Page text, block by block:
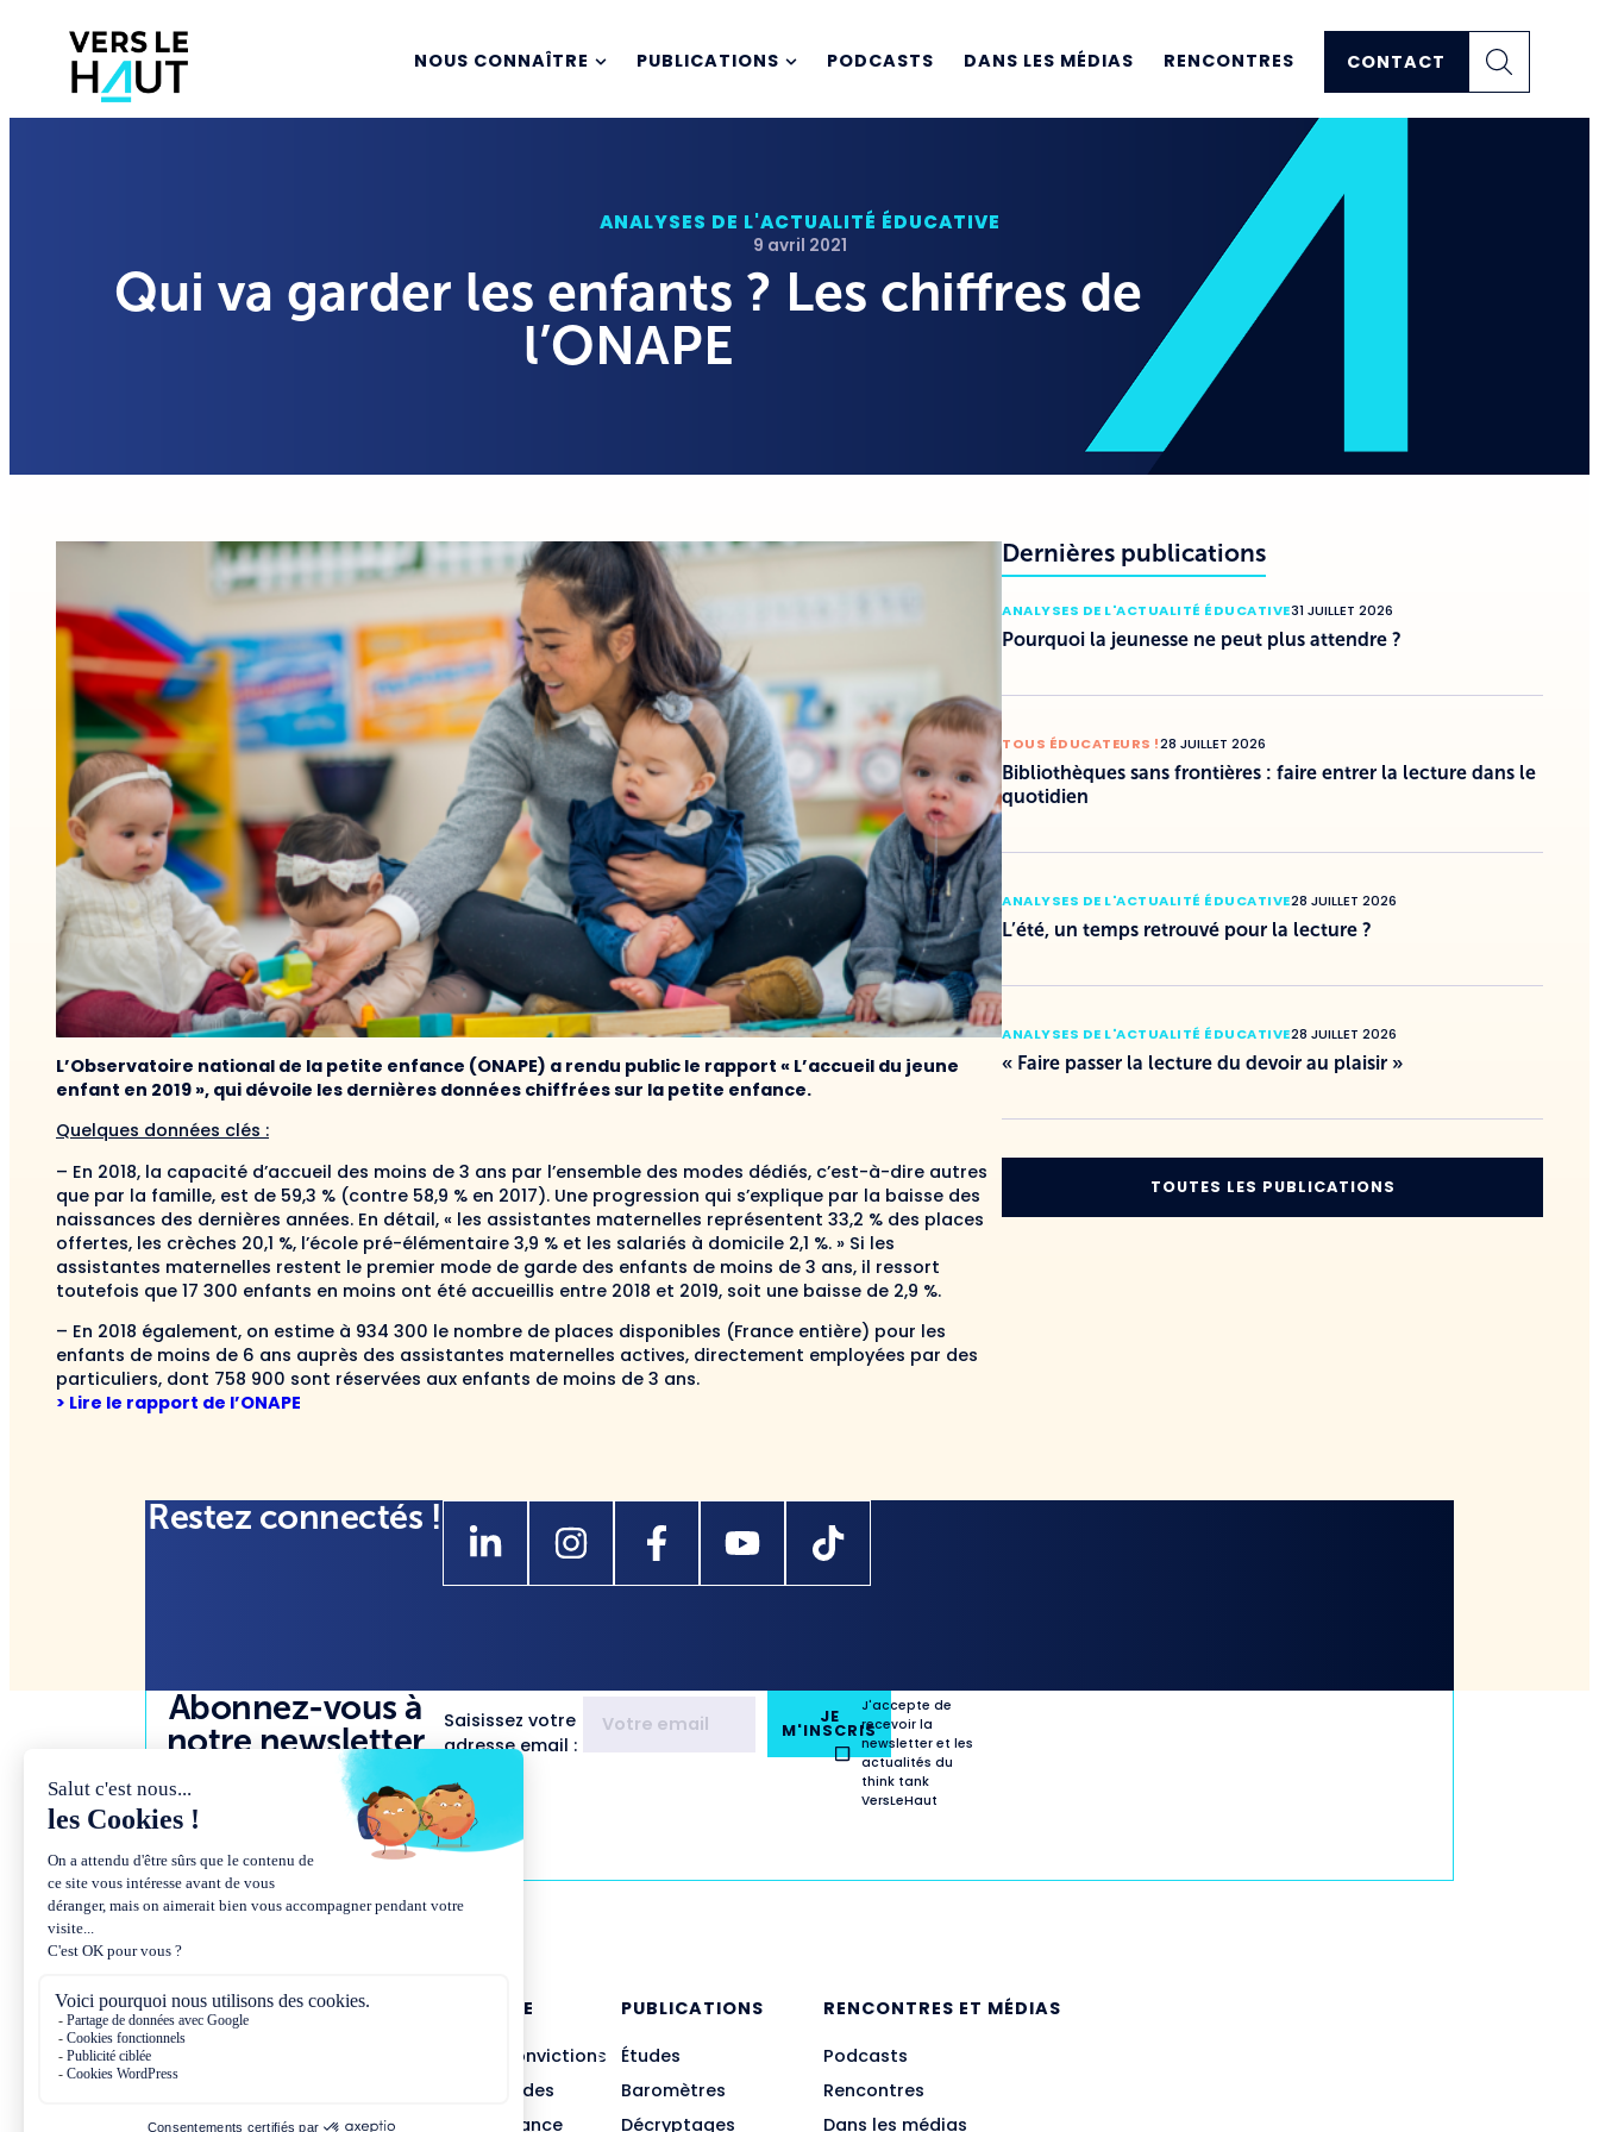
NOUS CONNAÎTRE PUBLICATIONS PODCASTS DANS LES MÉDIAS RENCONTRES CONTACT
ANALYSES DE L'ACTUALITÉ ÉDUCATIVE
9 avril 2021
Qui va garder les enfants ? Les chiffres de
l’ONAPE
L’Observatoire national de la petite enfance (ONAPE) a rendu public le rapport « L’accueil du jeune
enfant en 2019 », qui dévoile les dernières données chiffrées sur la petite enfance.
Quelques données clés :
– En 2018, la capacité d’accueil des moins de 3 ans par l’ensemble des modes dédiés, c’est-à-dire autres
que par la famille, est de 59,3 % (contre 58,9 % en 2017). Une progression qui s’explique par la baisse des
naissances des dernières années. En détail, « les assistantes maternelles représentent 33,2 % des places
offertes, les crèches 20,1 %, l’école pré-élémentaire 3,9 % et les salariés à domicile 2,1 %. » Si les
assistantes maternelles restent le premier mode de garde des enfants de moins de 3 ans, il ressort
toutefois que 17 300 enfants en moins ont été accueillis entre 2018 et 2019, soit une baisse de 2,9 %.
– En 2018 également, on estime à 934 300 le nombre de places disponibles (France entière) pour les
enfants de moins de 6 ans auprès des assistantes maternelles actives, directement employées par des
particuliers, dont 758 900 sont réservées aux enfants de moins de 3 ans.
> Lire le rapport de l’ONAPE
Dernières publications
ANALYSES DE L'ACTUALITÉ ÉDUCATIVE31 JUILLET 2026
Pourquoi la jeunesse ne peut plus attendre ?
TOUS ÉDUCATEURS !28 JUILLET 2026
Bibliothèques sans frontières : faire entrer la lecture dans le
quotidien
ANALYSES DE L'ACTUALITÉ ÉDUCATIVE28 JUILLET 2026
L’été, un temps retrouvé pour la lecture ?
ANALYSES DE L'ACTUALITÉ ÉDUCATIVE28 JUILLET 2026
« Faire passer la lecture du devoir au plaisir »
TOUTES LES PUBLICATIONS
Restez connectés !
Abonnez-vous à
notre newsletter
Saisissez votre
adresse email :
JE
M'INSCRIS
J'accepte de
recevoir la
newsletter et les
actualités du
think tank
VersLeHaut
NOUS CONNAÎTRE
Présentation et convictions
Missions et méthodes
Équipe et gouvernance
PUBLICATIONS
Études
Baromètres
Décryptages
RENCONTRES ET MÉDIAS
Podcasts
Rencontres
Dans les médias